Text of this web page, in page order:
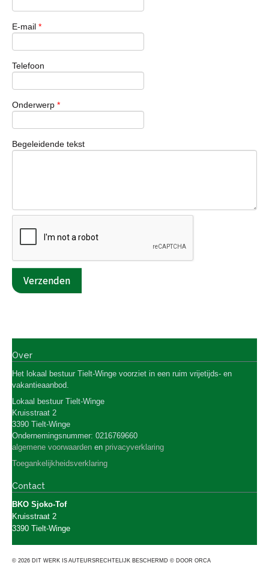
E-mail *
Telefoon
Onderwerp *
Begeleidende tekst
Over
Het lokaal bestuur Tielt-Winge voorziet in een ruim vrijetijds- en
vakantieaanbod.
Lokaal bestuur Tielt-Winge
Kruisstraat 2
3390 Tielt-Winge
Ondernemingsnummer: 0216769660
algemene voorwaarden en privacyverklaring
Toegankelijkheidsverklaring
Contact
BKO Sjoko-Tof
Kruisstraat 2
3390 Tielt-Winge
© 2026 DIT WERK IS AUTEURSRECHTELIJK BESCHERMD © DOOR ORCA